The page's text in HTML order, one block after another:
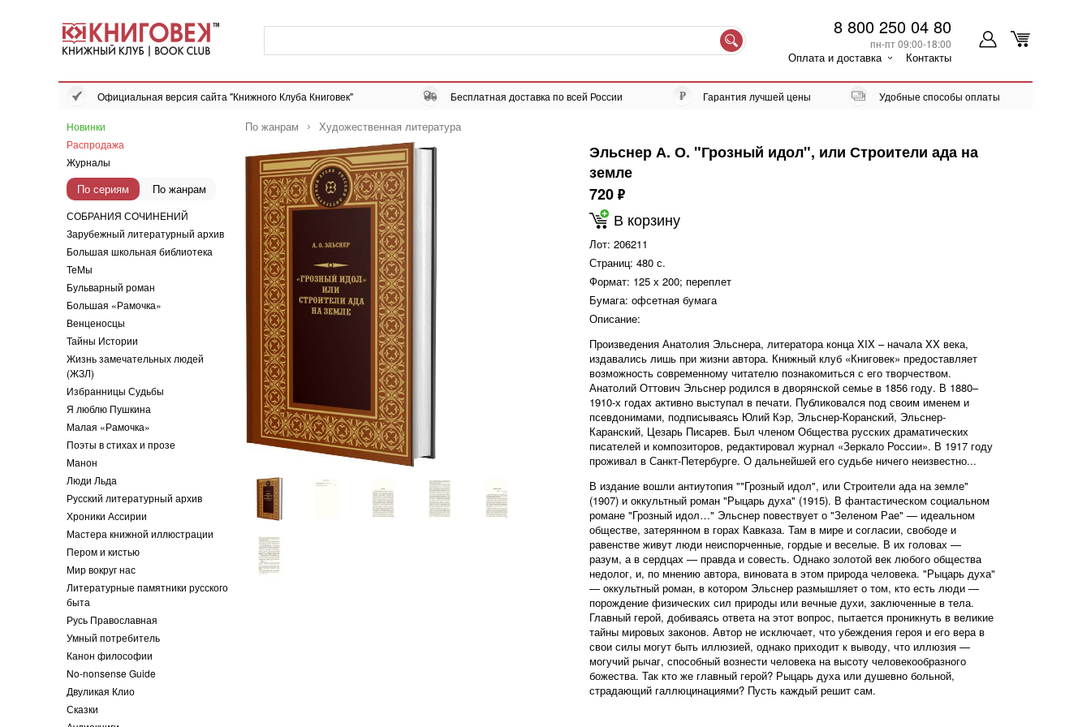
8 800 250 04 80
пн-пт 09:00-18:00
Оплата и доставка Контакты
Официальная версия сайта "Книжного Клуба Книговек" Бесплатная доставка по всей России Гарантия лучшей цены Удобные способы оплаты
Новинки
Распродажа
Журналы
По сериям По жанрам
СОБРАНИЯ СОЧИНЕНИЙ
Зарубежный литературный архив
Большая школьная библиотека
ТеМы
Бульварный роман
Большая «Рамочка»
Венценосцы
Тайны Истории
Жизнь замечательных людей
(ЖЗЛ)
Избранницы Судьбы
Я люблю Пушкина
Малая «Рамочка»
Поэты в стихах и прозе
Манон
Люди Льда
Русский литературный архив
Хроники Ассирии
Мастера книжной иллюстрации
Пером и кистью
Мир вокруг нас
Литературные памятники русского
быта
Русь Православная
Умный потребитель
Канон философии
No-nonsense Guide
Двуликая Клио
Сказки
По жанрам Художественная литература
Эльснер А. О. "Грозный идол", или Строители ада на
земле
720 ф
В корзину
Лот: 206211
Страниц: 480 с.
Формат: 125 х 200; переплет
Бумага: офсетная бумага
Описание:
Произведения Анатолия Эльснера, литератора конца XIX – начала XX века,
издавались лишь при жизни автора. Книжный клуб «Книговек» предоставляет
возможность современному читателю познакомиться с его творчеством.
Анатолий Оттович Эльснер родился в дворянской семье в 1856 году. В 1880–
1910-х годах активно выступал в печати. Публиковался под своим именем и
псевдонимами, подписываясь Юлий Кэр, Эльснер-Коранский, Эльснер-
Каранский, Цезарь Писарев. Был членом Общества русских драматических
писателей и композиторов, редактировал журнал «Зеркало России». В 1917 году
проживал в Санкт-Петербурге. О дальнейшей его судьбе ничего неизвестно...
В издание вошли антиутопия ""Грозный идол", или Строители ада на земле"
(1907) и оккультный роман "Рыцарь духа" (1915). В фантастическом социальном
романе "Грозный идол…" Эльснер повествует о "Зеленом Рае" — идеальном
обществе, затерянном в горах Кавказа. Там в мире и согласии, свободе и
равенстве живут люди неиспорченные, гордые и веселые. В их головах —
разум, а в сердцах — правда и совесть. Однако золотой век любого общества
недолог, и, по мнению автора, виновата в этом природа человека. "Рыцарь духа"
— оккультный роман, в котором Эльснер размышляет о том, кто есть люди —
порождение физических сил природы или вечные духи, заключенные в тела.
Главный герой, добиваясь ответа на этот вопрос, пытается проникнуть в великие
тайны мировых законов. Автор не исключает, что убеждения героя и его вера в
свои силы могут быть иллюзией, однако приходит к выводу, что иллюзия —
могучий рычаг, способный вознести человека на высоту человекообразного
божества. Так кто же главный герой? Рыцарь духа или душевно больной,
страдающий галлюцинациями? Пусть каждый решит сам.